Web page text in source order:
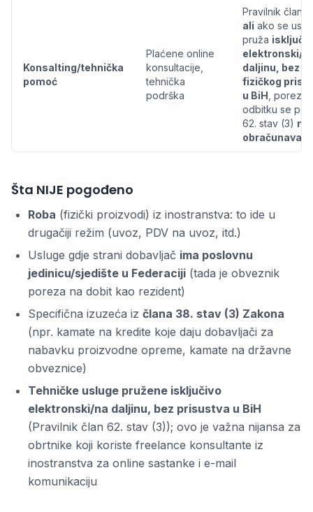
Konsalting/tehnička
pomoć
Plaćene online
konsultacije,
tehnička
podrška
Pravilnik član
ali ako se
pruža
elektronski/
daljinu, bez
fizičkog
u BiH , porez
odbitku se po
62. stav (3) ne
obračunava
Šta NIJE pogođeno
Roba (fizički proizvodi) iz inostranstva: to ide u
drugačiji režim (uvoz, PDV na uvoz, itd.)
Usluge gdje strani dobavljač ima poslovnu
jedinicu/sjedište u Federaciji (tada je obveznik
poreza na dobit kao rezident)
Specifična izuzeća iz člana 38. stav (3) Zakona
(npr. kamate na kredite koje daju dobavljači za
nabavku proizvodne opreme, kamate na državne
obveznice)
Tehničke usluge pružene isključivo
elektronski/na daljinu, bez prisustva u BiH
(Pravilnik član 62. stav (3)); ovo je važna nijansa za
obrtnike koji koriste freelance konsultante iz
inostranstva za online sastanke i e-mail
komunikaciju